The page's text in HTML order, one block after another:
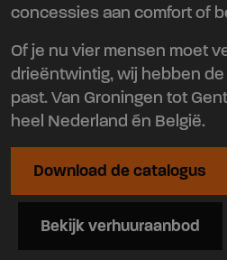
concessies aan comfort of
Of je nu vier mensen moet
drieëntwintig, wij hebben
past. Van Groningen tot
heel Nederland én België.
Download de catalogus
Bekijk verhuuraanbod